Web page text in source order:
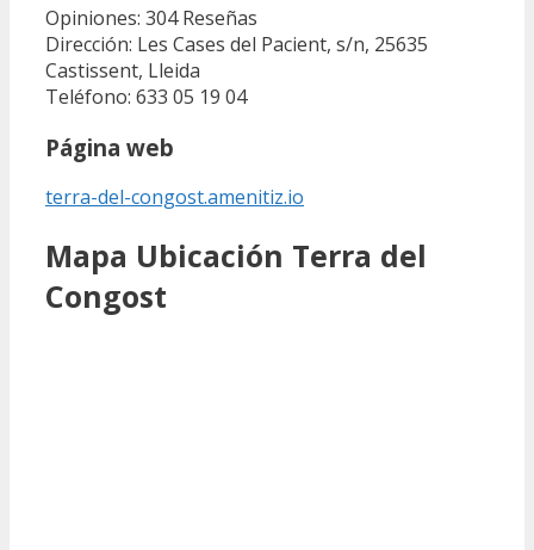
Opiniones: 304Reseñas
Dirección: Les Cases del Pacient, s/n, 25635
Castissent, Lleida
Teléfono: 633 05 19 04
Página web
terra-del-congost.amenitiz.io
Mapa Ubicación Terra del
Congost